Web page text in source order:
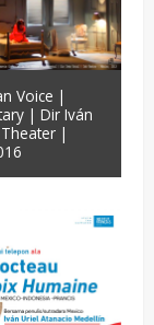
Voice |
| Dir Iván
|